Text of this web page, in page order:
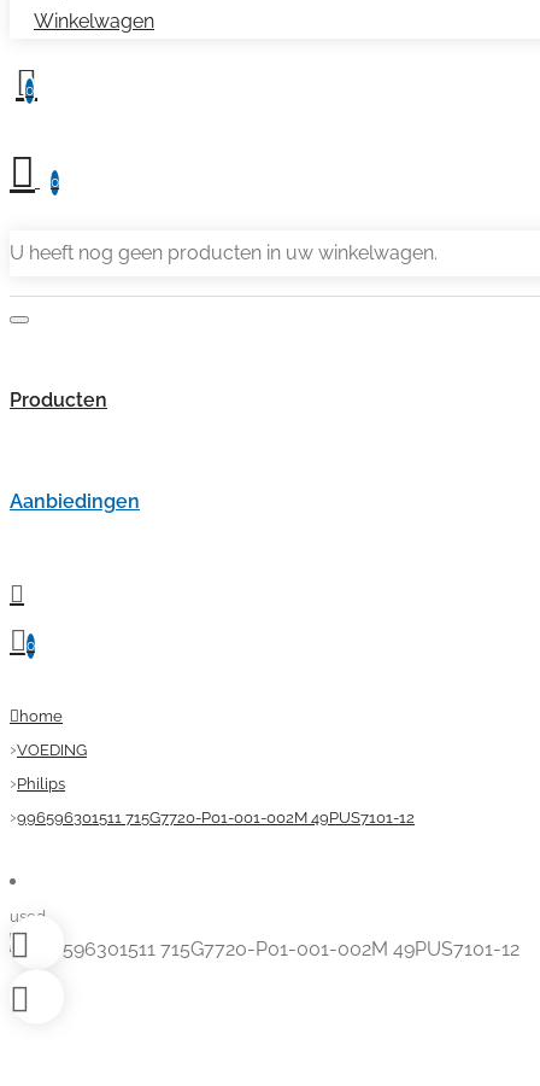
Winkelwagen
0
0
U heeft nog geen producten in uw winkelwagen.
Producten
Aanbiedingen
0
home
VOEDING
Philips
996596301511 715G7720-P01-001-002M 49PUS7101-12
used